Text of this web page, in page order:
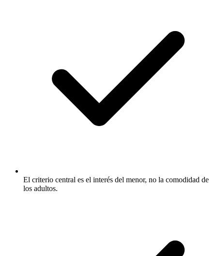
El criterio central es el interés del menor, no la comodidad de
los adultos.